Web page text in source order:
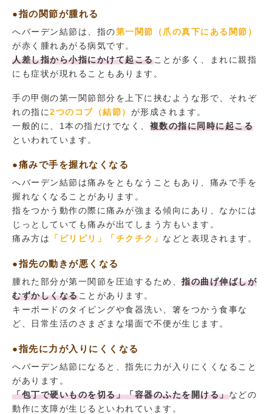
●指の関節が腫れる
へバーデン結節は、指の第一関節（爪の真下にある関節）
が赤く腫れあがる病気です。
人差し指から小指にかけて起こることが多く、まれに親指
にも症状が現れることもあります。
手の甲側の第一関節部分を上下に挟むような形で、それぞ
れの指に2つのコブ（結節） が形成されます。
一般的に、1本の指だけでなく、 複数の指に同時に起こる
といわれています。
●痛みで手を握れなくなる
へバーデン結節は痛みをともなうこともあり、痛みで手を
握れなくなることがあります。
指をつかう動作の際に痛みが強まる傾向にあり、なかには
じっとしていても痛みが出てしまう方もいます。
痛み方は
「ピリピリ」「チクチク」 などと表現されます。
●指先の動きが悪くなる
腫れた部分が第一関節を圧迫するため、 指の曲げ伸ばしが
むずかしくなることがあります。
キーボードのタイピングや食器洗い、箸をつかう食事な
ど、日常生活のさまざまな場面で不便が生じます。
●指先に力が入りにくくなる
へバーデン結節になると、指先に力が入りにくくなること
があります。
「包丁で硬いものを切る」「容器のふたを開ける」などの
動作に支障が生じるといわれています。